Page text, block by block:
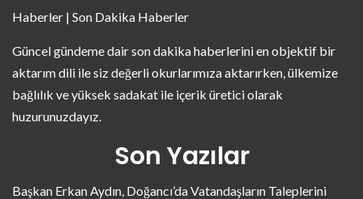
Haberler | Son Dakika Haberler
Güncel gündeme dair son dakika haberlerini en objektif bir
aktarım dili ile siz değerli okurlarımıza aktarırken, ülkemize
bağlılık ve yüksek sadakat ile içerik üretici olarak
huzurunuzdayız.
Son Yazılar
Başkan Erkan Aydın, Doğancı’da Vatandaşların Taleplerini